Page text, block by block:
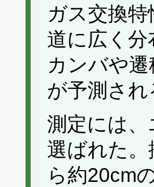
ガス交換
道に広く
カンバや
が予測され
測定には
選ばれた
ら約20cm